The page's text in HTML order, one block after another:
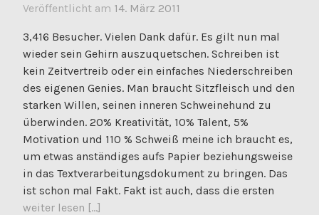
Veröffentlicht am 14. März 2011
3,416 Besucher. Vielen Dank dafür. Es gilt nun mal
wieder sein Gehirn auszuquetschen. Schreiben ist
kein Zeitvertreib oder ein einfaches Niederschreiben
des eigenen Genies. Man braucht Sitzfleisch und den
starken Willen, seinen inneren Schweinehund zu
überwinden. 20% Kreativität, 10% Talent, 5%
Motivation und 110 % Schweiß meine ich braucht es,
um etwas anständiges aufs Papier beziehungsweise
in das Textverarbeitungsdokument zu bringen. Das
ist schon mal Fakt. Fakt ist auch, dass die ersten
weiter lesen [...]